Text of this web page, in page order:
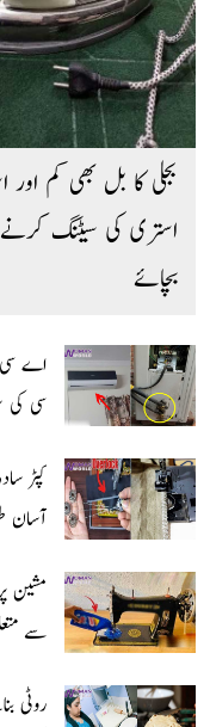
بجلی کا بل بھی کم
استری کی سیٹنگ
بچائے
اے سی
سی کی
کپڑ
آسان
مشین
سے
روٹی